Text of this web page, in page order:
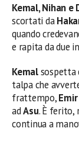
Kemal, Nihan e
scortati da
quando
e rapita da due
Kemalsospetta
talpa che
frattempo,Emir
adAsu. È ferito,
continua a